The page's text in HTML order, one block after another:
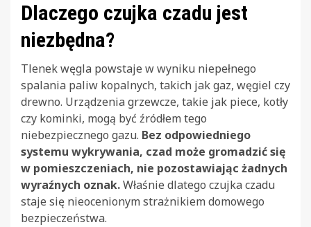
Dlaczego czujka czadu jest
niezbędna?
Tlenek węgla powstaje w wyniku niepełnego
spalania paliw kopalnych, takich jak gaz, węgiel czy
drewno. Urządzenia grzewcze, takie jak piece, kotły
czy kominki, mogą być źródłem tego
niebezpiecznego gazu. Bez odpowiedniego
systemu wykrywania, czad może gromadzić się
w pomieszczeniach, nie pozostawiając żadnych
wyraźnych oznak.Właśnie dlatego czujka czadu
staje się nieocenionym strażnikiem domowego
bezpieczeństwa.